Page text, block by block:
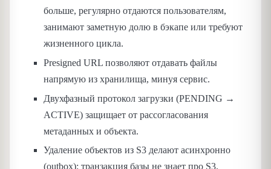
больше, регулярно отдаются пользователям,
занимают заметную долю в бэкапе или требуют
жизненного цикла.
Presigned URL позволяют отдавать файлы
напрямую из хранилища, минуя сервис.
Двухфазный протокол загрузки (PENDING →
ACTIVE) защищает от рассогласования
метаданных и объекта.
Удаление объектов из S3 делают асинхронно
(outbox): транзакция базы не знает про S3.